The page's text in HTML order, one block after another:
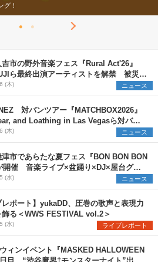
グ！
市の野外音楽フェス『Rural Act'26』
ら最終出演アーティストを解禁 被災地
ェクトの始動も発表
(木) ニュース
対バンツアー『MATCHBOX2026』
and Loathing in Las Vegasら対バン
トを一斉解禁
(木) ニュース
市であらたな夏フェス『BON BON BON
開催 音楽ライブ×盆踊り×DJ×屋台グル
ンナイトで彩る2日間
(水) ニュース
レポート】yukaDD、圧巻の歌声と表現力
飾る＜WWS FESTIVAL vol.2＞
(水) ライブレポート
ィンイベント『MASKED HALLOWEEN